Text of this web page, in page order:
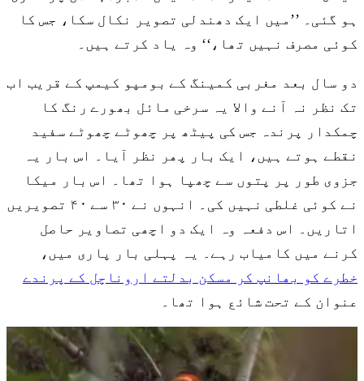
ہو گئی۔ ’’میں ایک دھندلی تصویر نکال سکا، جس کا
کوئی مصرف نہیں تھا،‘‘ وہ یاد کرتے ہیں۔
دو سال بعد مغربی کمینگ کے بومپو کیمپ کے قریب اب
تک نظر نہ آنے والا یہ سرخی مائل بھورے رنگ کا
چمکدار پرندہ جس کی پیٹھ پر چھوٹے چھوٹے سفید
نقطے ہوتے ہیں، ایک بار پھر نظر آیا۔ اس بار یہ
جزوی طور پر پتوں سے چھپا ہوا تھا۔ اس بار میکا
نے کوئی غلطی نہیں کی۔ انہوں نے ۳۰ سے ۴۰ تصویریں
اتاریں۔ اس دفعہ وہ ایک دو اچھی تصاویر حاصل
کرنے میں کامیاب رہے۔ یہ پہلی بار پاری میں،
خطرے کو بھانپ کر مسکن بدلتے اروناچل کے پرندے
عنوان کے تحت شائع ہوا تھا۔